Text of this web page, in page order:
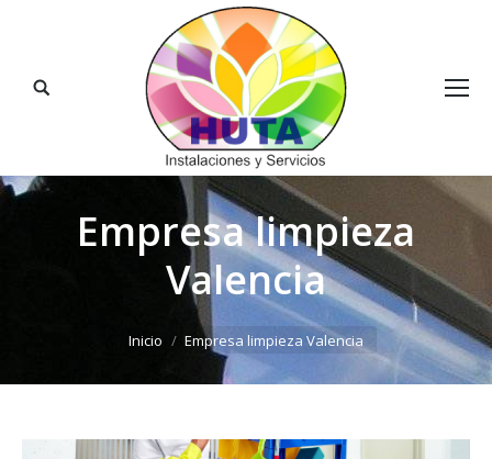
Buscar:
Empresa limpieza
Valencia
Inicio Empresa limpieza Valencia